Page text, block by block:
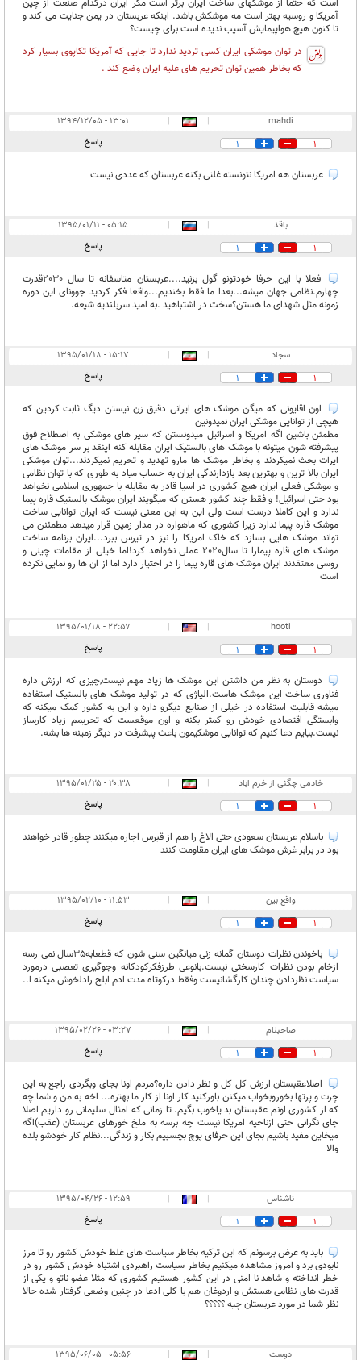
است که حتما از موشکهای ساخت ایران برتر است مگر ایران درکدام صنعت از چین
آمریکا و روسیه بهتر است مه موشکش باشد. اینکه عربستان در یمن جنایت می کند و
تا کنون هیچ هواپیمایش آسیب ندیده است برای چیست؟
در توان موشکی ایران کسی تردید ندارد تا جایی که آمریکا تکاپوی بسیار کرد
که بخاطر همین توان تحریم های علیه ایران وضع کند .
mahdi
|
|
۱۳:۰۱ - ۱۳۹۴/۱۲/۰۵
1
1 پاسخ
عربستان هه امریکا نتونسته غلتی بکنه عربستان که عددی نیست
باقذ |
|
۰۵:۱۵ - ۱۳۹۵/۰۱/۱۱
1
1 پاسخ
فعلا با این حرفا خودتونو گول بزنید....عربستان متاسفانه تا سال 2030قدرت
چهارم.نظامی جهان میشه...بعدا ما فقط بخندیم...واقعا فکر کردید جوونای این دوره
زمونه مثل شهدای ما هستن؟سخت در اشتباهید .به امید سربلندیه شیعه.
سجاد |
|
۱۵:۱۷ - ۱۳۹۵/۰۱/۱۸
1
1 پاسخ
اون اقایونی که میگن موشک های ایرانی دقیق زن نیستن دیگ ثابت کردین که
هیچی از توانایی موشکی ایران نمیدونین
مطمئن باشین اگه امریکا و اسرائیل میدونستن که سپر های موشکی به اصطلاح فوق
پیشرفته شون میتونه با موشک های بالستیک ایران مقابله کنه اینقد بر سر موشک های
ایرات بحث نمیکردند و بخاطر موشک ها مارو تهدید و تحریم نمیکردند...توان موشکی
ایران بالا ترین و بهترین بعد بازدارندگی ایران به حساب میاد به طوری که با توان نظامی
و موشکی فعلی ایران هیچ کشوری در اسیا قادر به مقابله با جمهوری اسلامی نخواهد
بود حتی اسرائیل! و فقط چند کشور هستن که میگویند ایران موشک بالستیک قاره پیما
ندارد و این کاملا درست است ولی این به این معنی نیست که ایران توانایی ساخت
موشک قاره پیما ندارد زیرا کشوری که ماهواره در مدار زمین قرار میدهد مطمئنن می
تواند موشک هایی بسازد که خاک امریکا را نیز در تیرس ببرد...ایران برنامه ساخت
موشک های قاره پیمارا تا سال2020 عملی نخواهد کرد!اما خیلی از مقامات چینی و
روسی معتقدند ایران موشک های قاره پیما را در اختیار دارد اما از ان ها رو نمایی نکرده
است
hooti
|
|
۲۲:۵۷ - ۱۳۹۵/۰۱/۱۸
1
1 پاسخ
دوستان به نظر من داشتن این موشک ها زیاد مهم نیست,چیزی که ارزش داره
فناوری ساخت این موشک هاست.الیاژی که در تولید موشک های بالستیک استفاده
میشه قابلیت استفاده در خیلی از صنایع دیگرو داره و این به کشور کمک میکنه که
وابستگی اقتصادی خودش رو کمتر بکنه و اون موقعست که تحریمم زیاد کارساز
نیست.بیایم دعا کنیم که توانایی موشکیمون باعث پیشرفت در دیگر زمینه ها بشه.
خادمی چگنی از خرم اباد |
|
۲۰:۳۸ - ۱۳۹۵/۰۱/۲۵
1
1 پاسخ
باسلام عربستان سعودی حتی الاغ را هم از قبرس اجاره میکنند چطور قادر خواهند
بود در برابر غرش موشک های ایران مقاومت کنند
واقع بین |
|
۱۱:۵۳ - ۱۳۹۵/۰۲/۱۰
1
1 پاسخ
باخوندن نظرات دوستان گمانه زنی میانگین سنی شون که قطعابه35سال نمی رسه
ازخام بودن نظرات کارسختی نیست.بانوعی طرزفکرکودکانه وجوگیری تعصبی درمورد
سیاست نظردادن چندان کارگشانیست وفقط درکوتاه مدت ادم ابلح رادلخوش میکنه ا..
صاحبنام |
|
۰۳:۲۷ - ۱۳۹۵/۰۲/۲۶
1
1 پاسخ
اصلاعقبستان ارزش کل کل و نظر دادن داره؟مردم اونا بجای وبگردی راجع به این
چرت و پرتها بخوروبخواب میکنن باورکنید کار اونا از کار ما بهتره... اخه به من و شما چه
که از کشوری اونم عقبستان بد یاخوب بگیم. تا زمانی که امثال سلیمانی رو داریم اصلا
جای نگرانی حتی ازناحیه امریکا نیست چه برسه به ملخ خورهای عربستان (عقب)اگه
میخاین مفید باشیم بجای این حرفای پوچ بچسبیم بکار و زندگی...نظام کار خودشو بلده
والا
ناشناس |
|
۱۲:۵۹ - ۱۳۹۵/۰۴/۲۶
1
1 پاسخ
باید به عرض برسونم که این ترکیه بخاطر سیاست های غلط خودش کشور رو تا مرز
نابودی برد و امروز مشاهده میکنیم بخاطر سیاست راهبردی اشتباه خودش کشور رو در
خطر انداخته و شاهد نا امنی در این کشور هستیم کشوری که مثلا عضو ناتو و یکی از
قدرت های نظامی هستش و اردوغان هم با کلی ادعا در چنین وضعی گرفتار شده حالا
نظر شما در مورد عربستان چیه ؟؟؟؟؟
دوست |
| ۰۵:۵۶ - ۱۳۹۵/۰۶/۰۵